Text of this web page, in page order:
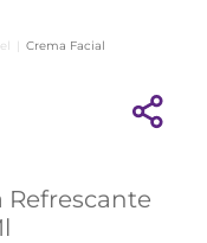
Crema Facial
Refrescante